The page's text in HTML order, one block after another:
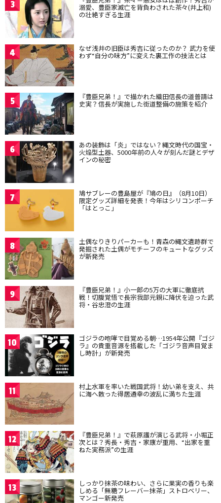
3 溺愛、豊臣家滅亡を背負わされた茶々(井上和)
の壮絶すぎる生涯
4 なぜ浅井の旧臣は秀吉に従ったのか？ 武力を使
わず“自分の味方”に変えた裏工作の技法とは
5 『豊臣兄弟！』で描かれた織田信長の道普請は
史実？信長が実施した街道整備の施策を紹介
6 あの装飾は「炎」ではない？縄文時代の国宝・
火焔型土器、5000年前の人々が刻んだ謎とデザ
インの秘密
7 鳩サブレーの豊島屋が『鳩の日』（8月10日）
限定グッズ詳細を発表！今年はシリコンポーチ
「はとっこ」
8 土偶なりきりパーカーも！青森の縄文遺跡群で
発掘された土偶がモチーフのキュートなグッズ
が新発売
9 『豊臣兄弟！』小一郎の5万の大軍に徹底抗
戦！切腹覚悟で長宗我部元親に降伏を迫った武
将・谷忠澄の生涯
10 ゴジラの咆哮で目覚める朝…1954年公開『ゴジ
ラ』の貴重音源を搭載した「ゴジラ音声目覚ま
し時計」が新発売
11 村上水軍を率いた戦国武将！幼い弟を支え、共
に海へ散った得居通幸の波乱に満ちた生涯
12 『豊臣兄弟！』で萩原護が演じる武将・小堀正
次とは？秀長・秀吉・家康が重用、“出家を重
ねた実務派”の生涯
13 しっかり抹茶の味わい、さらに果実の香りも楽
しめる「無糖フレーバー抹茶」ストロベリー、
マンゴー新発売